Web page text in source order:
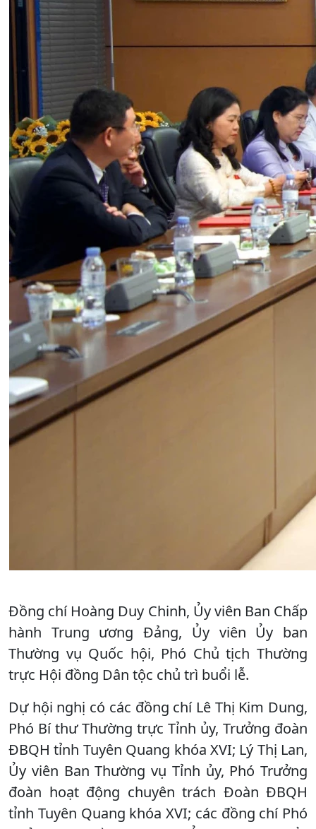
Đồng chí Hoàng Duy Chinh, Ủy viên Ban Chấp
hành Trung ương Đảng, Ủy viên Ủy ban
Thường vụ Quốc hội, Phó Chủ tịch Thường
trực Hội đồng Dân tộc chủ trì buổi lễ.
Dự hội nghị có các đồng chí Lê Thị Kim Dung,
Phó Bí thư Thường trực Tỉnh ủy, Trưởng đoàn
ĐBQH tỉnh Tuyên Quang khóa XVI; Lý Thị Lan,
Ủy viên Ban Thường vụ Tỉnh ủy, Phó Trưởng
đoàn hoạt động chuyên trách Đoàn ĐBQH
tỉnh Tuyên Quang khóa XVI; các đồng chí Phó